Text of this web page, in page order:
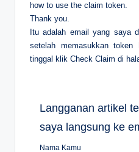
how to use the claim token.
Thank you.
Itu adalah email yang saya
setelah memasukkan
tinggal klik Check Claim di
Langganan artikel
saya langsung ke
Nama Kamu